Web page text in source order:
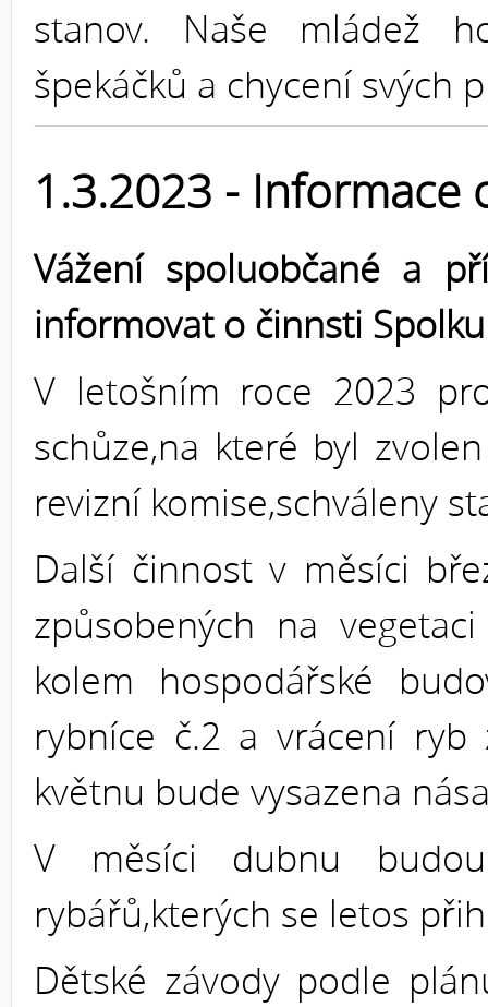
stanov. Naše mládež
špekáčků a chycení svých
1.3.2023 - Informace
Vážení spoluobčané a
informovat o činnsti
V letošním roce 2023
schůze,na které byl
revizní komise,schváleny
Další činnost v měsíci
způsobených na
kolem hospodářské
rybníce č.2 a vrácení
květnu bude vysazena
V měsíci dubnu
rybářů,kterých se letos
Dětské závody podle